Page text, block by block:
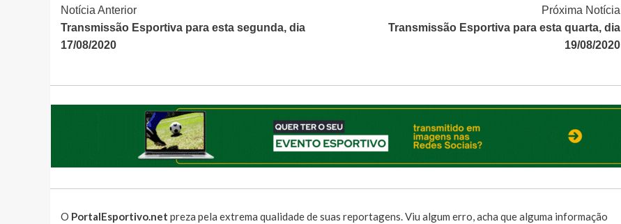
Continue
Lendo
Notícia Anterior
Transmissão Esportiva para esta segunda, dia
17/08/2020
Próxima Notícia
Transmissão Esportiva para esta quarta, dia
19/08/2020
O PortalEsportivo.net preza pela extrema qualidade de suas reportagens. Viu algum erro, acha que alguma informação